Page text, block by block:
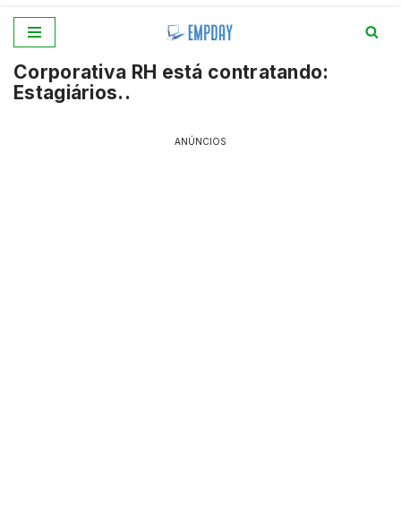
para
o
Corporativa RH está contratando:
Estagiários..
ANÚNCIOS